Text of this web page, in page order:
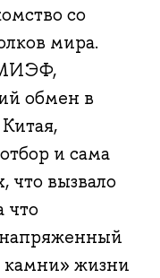
со
мира.
МИЭФ,
обмен в
и сама
что вызвало
что
напряженный
камни» жизни